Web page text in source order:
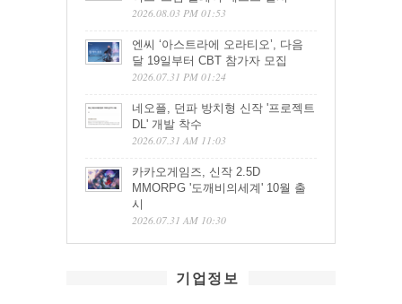
2026.08.03 PM 01:53
엔씨 ‘아스트라에 오라티오’, 다음
달 19일부터 CBT 참가자 모집
2026.07.31 PM 01:24
네오플, 던파 방치형 신작 '프로젝트
DL' 개발 착수
2026.07.31 AM 11:03
카카오게임즈, 신작 2.5D
MMORPG '도깨비의세계' 10월 출
시
2026.07.31 AM 10:30
기업정보